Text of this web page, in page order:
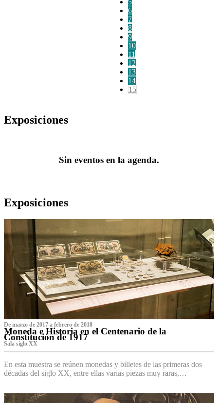
6
7
8
9
10
11
12
13
14
15
Exposiciones
Sin eventos en la agenda.
Exposiciones
De marzo de 2017 a febrero de 2018
Moneda e Historia en el Centenario de la
Constitución de 1917
Sala siglo XX
En esta muestra se reúnen monedas y billetes de las primeras dos
décadas del siglo XX, entre ellas varias piezas muy raras,…